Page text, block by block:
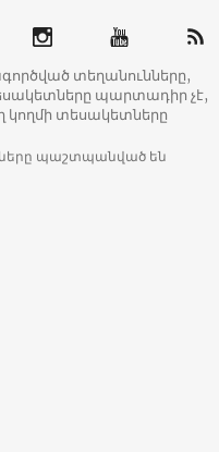
տեղանունները,
պարտադիր չէ,
տեսակետները
պաշտպանված են